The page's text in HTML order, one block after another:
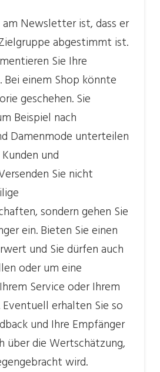
Newsletter ist, dass er
abgestimmt ist.
Sie Ihre
Bei einem Shop könnte
geschehen. Sie
Beispiel nach
Damenmode unterteilen
und
Sie nicht
sondern gehen Sie
ein. Bieten Sie einen
und Sie dürfen auch
oder um eine
Service oder Ihrem
erhalten Sie so
und Ihre Empfänger
über die Wertschätzung,
wird.